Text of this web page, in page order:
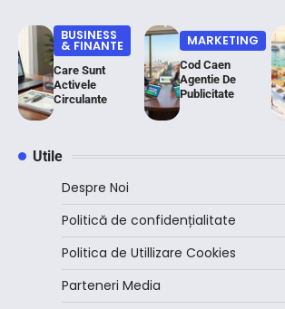
BUSINESS
& FINANTE
Care Sunt
Activele
Circulante
MARKETING
Cod Caen
Agentie De
Publicitate
Utile
Despre Noi
Politică de confidențialitate
Politica de Utillizare Cookies
Parteneri Media